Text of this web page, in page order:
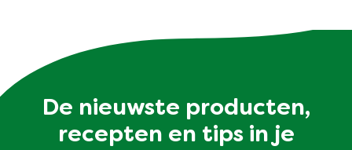
De nieuwste producten,
recepten en tips in je